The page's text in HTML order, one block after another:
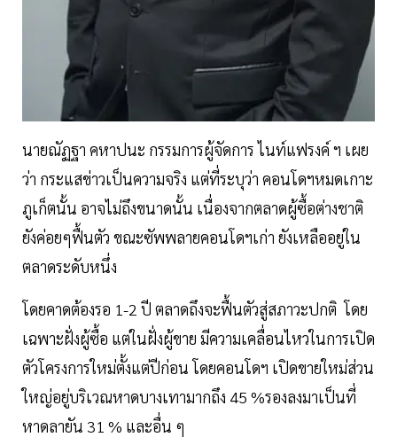
นายณัฏฐา คหาปนะ กรรมการผู้จัดการ ไนท์แฟรงค์ ฯ เผย
ว่า กระแสข่าวเป็นความจริง แต่ที่ระบุว่า คอนโดฯหมดเกาะ
ภูเก็ตนั้น อาจไม่ถึงขนาดนั้น เนื่องจากตลาดผู้ซื้อต่างชาติ
ยังค่อยๆฟื้นตัว ขณะซัพพลายคอนโดฯเก่า ยังเหลืออยู่ใน
ตลาดระดับหนึ่ง
โดยคาดต้องรอ 1-2 ปี ตลาดถึงจะฟื้นตัวสู่สภาวะปกติ โดย
เฉพาะฝั่งผู้ซื้อ แต่ในฝั่งผู้ขาย มีความเคลื่อนไหวในการเปิด
ตัวโครงการใหม่ตั้งแต่ปีก่อน โดยคอนโดฯ เปิดขายใหม่ส่วน
ใหญ่อยู่บริเวณหาดบางเทามากถึง 45 %รองลงมาเป็นที่
หาดลายัน 31 % และอื่น ๆ